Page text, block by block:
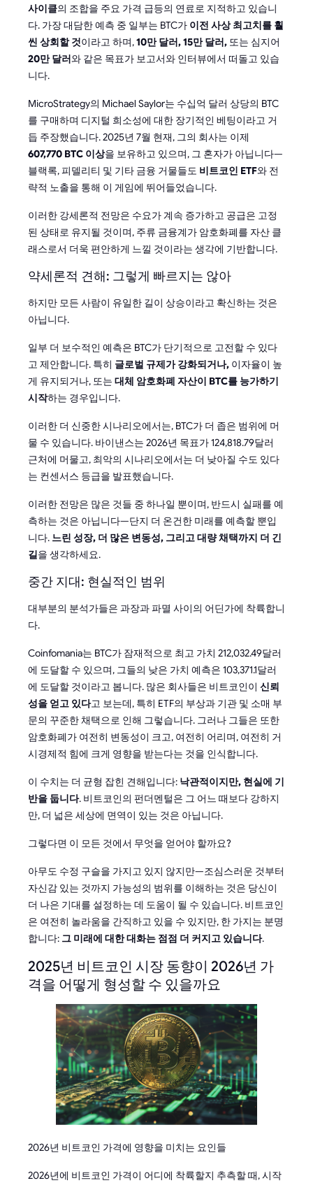
사이클의 조합을 주요 가격 급등의 연료로 지적하고 있습니
다. 가장 대담한 예측 중 일부는 BTC가 이전 사상 최고치를 훨
씬 상회할 것이라고 하며,10만 달러, 15만 달러, 또는 심지어
20만 달러와 같은 목표가 보고서와 인터뷰에서 떠돌고 있습
니다.
MicroStrategy의 Michael Saylor는 수십억 달러 상당의 BTC
를 구매하며 디지털 희소성에 대한 장기적인 베팅이라고 거
듭 주장했습니다. 2025년 7월 현재, 그의 회사는 이제
607,770 BTC 이상을 보유하고 있으며, 그 혼자가 아닙니다—
블랙록, 피델리티 및 기타 금융 거물들도 비트코인 ETF와 전
략적 노출을 통해 이 게임에 뛰어들었습니다.
이러한 강세론적 전망은 수요가 계속 증가하고 공급은 고정
된 상태로 유지될 것이며, 주류 금융계가 암호화폐를 자산 클
래스로서 더욱 편안하게 느낄 것이라는 생각에 기반합니다.
약세론적 견해: 그렇게 빠르지는 않아
하지만 모든 사람이 유일한 길이 상승이라고 확신하는 것은
아닙니다.
일부 더 보수적인 예측은 BTC가 단기적으로 고전할 수 있다
고 제안합니다. 특히 글로벌 규제가 강화되거나, 이자율이 높
게 유지되거나, 또는 대체 암호화폐 자산이 BTC를 능가하기
시작하는 경우입니다.
이러한 더 신중한 시나리오에서는, BTC가 더 좁은 범위에 머
물 수 있습니다. 바이낸스는 2026년 목표가 124,818.79달러
근처에 머물고, 최악의 시나리오에서는 더 낮아질 수도 있다
는 컨센서스 등급을 발표했습니다.
이러한 전망은 많은 것들 중 하나일 뿐이며, 반드시 실패를 예
측하는 것은 아닙니다—단지 더 온건한 미래를 예측할 뿐입
니다. 느린 성장, 더 많은 변동성, 그리고 대량 채택까지 더 긴
길을 생각하세요.
중간 지대: 현실적인 범위
대부분의 분석가들은 과장과 파멸 사이의 어딘가에 착륙합니
다.
Coinfomania는 BTC가 잠재적으로 최고 가치 212,032.49달러
에 도달할 수 있으며, 그들의 낮은 가치 예측은 103,371.1달러
에 도달할 것이라고 봅니다. 많은 회사들은 비트코인이 신뢰
성을 얻고 있다고 보는데, 특히 ETF의 부상과 기관 및 소매 부
문의 꾸준한 채택으로 인해 그렇습니다. 그러나 그들은 또한
암호화폐가 여전히 변동성이 크고, 여전히 어리며, 여전히 거
시경제적 힘에 크게 영향을 받는다는 것을 인식합니다.
이 수치는 더 균형 잡힌 견해입니다: 낙관적이지만, 현실에 기
반을 둡니다. 비트코인의 펀더멘털은 그 어느 때보다 강하지
만, 더 넓은 세상에 면역이 있는 것은 아닙니다.
그렇다면 이 모든 것에서 무엇을 얻어야 할까요?
아무도 수정 구슬을 가지고 있지 않지만—조심스러운 것부터
자신감 있는 것까지 가능성의 범위를 이해하는 것은 당신이
더 나은 기대를 설정하는 데 도움이 될 수 있습니다. 비트코인
은 여전히 놀라움을 간직하고 있을 수 있지만, 한 가지는 분명
합니다: 그 미래에 대한 대화는 점점 더 커지고 있습니다.
2025년 비트코인 시장 동향이 2026년 가
격을 어떻게 형성할 수 있을까요
2026년 비트코인 가격에 영향을 미치는 요인들
2026년에 비트코인 가격이 어디에 착륙할지 추측할 때, 시작